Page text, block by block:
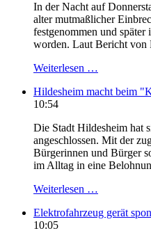
In der Nacht auf
alter mutmaßlicher
festgenommen und
worden. Laut Bericht von
Weiterlesen …
Hildesheim macht beim
10:54
Die Stadt Hildesheim hat
angeschlossen. Mit der
Bürgerinnen und Bürger
im Alltag in eine
Weiterlesen …
Elektrofahrzeug gerät
10:05